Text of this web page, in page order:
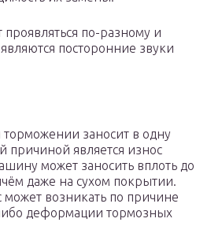
по-разному и
посторонние звуки
заносит в одну
причиной является износ
может заносить вплоть до
даже на сухом покрытии.
возникать по причине
деформации тормозных